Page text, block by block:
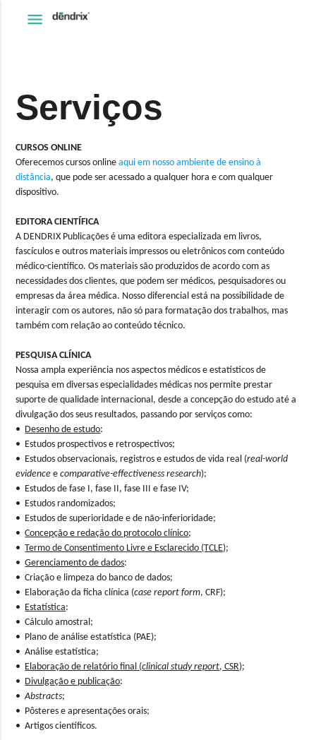
menu
Serviços
CURSOS ONLINE
Oferecemos cursos onlineaqui em nosso ambiente de ensino à
distância, que pode ser acessado a qualquer hora e com qualquer
dispositivo.
EDITORA CIENTÍFICA
A DENDRIX Publicações é uma editora especializada em livros,
fascículos e outros materiais impressos ou eletrônicos com conteúdo
médico-científico. Os materiais são produzidos de acordo com as
necessidades dos clientes, que podem ser médicos, pesquisadores ou
empresas da área médica. Nosso diferencial está na possibilidade de
interagir com os autores, não só para formatação dos trabalhos, mas
também com relação ao conteúdo técnico.
PESQUISA CLÍNICA
Nossa ampla experiência nos aspectos médicos e estatísticos de
pesquisa em diversas especialidades médicas nos permite prestar
suporte de qualidade internacional, desde a concepção do estudo até a
divulgação dos seus resultados, passando por serviços como:
• Desenho de estudo:
• Estudos prospectivos e retrospectivos;
• Estudos observacionais, registros e estudos de vida real (real-world
evidence ecomparative-effectiveness research);
• Estudos de fase I, fase II, fase III e fase IV;
• Estudos randomizados;
• Estudos de superioridade e de não-inferioridade;
•Concepção e redação do protocolo clínico;
•Termo de Consentimento Livre e Esclarecido (TCLE);
•Gerenciamento de dados:
• Criação e limpeza do banco de dados;
• Elaboração da ficha clínica (case report form, CRF);
• Estatística:
• Cálculo amostral;
• Plano de análise estatística (PAE);
• Análise estatística;
• Elaboração de relatório final (clinical study report, CSR);
• Divulgação e publicação:
•Abstracts;
• Pôsteres e apresentações orais;
• Artigos científicos.